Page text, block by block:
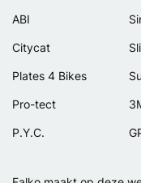
ABI
Citycat
Plates 4 Bikes
Pro-tect
P.Y.C.